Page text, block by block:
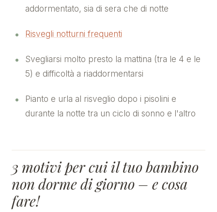
addormentato, sia di sera che di notte
Risvegli notturni frequenti
Svegliarsi molto presto la mattina (tra le 4 e le
5) e difficoltà a riaddormentarsi
Pianto e urla al risveglio dopo i pisolini e
durante la notte tra un ciclo di sonno e l'altro
3 motivi per cui il tuo bambino
non dorme di giorno – e cosa
fare!